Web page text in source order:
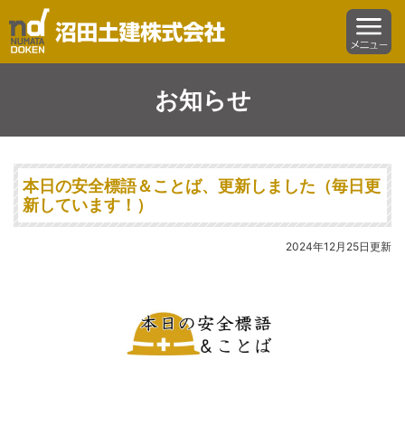
沼田土建株式会社 menu
お知らせ
本日の安全標語＆ことば、更新しました（毎日更
新しています！）
2024年12月25日更新